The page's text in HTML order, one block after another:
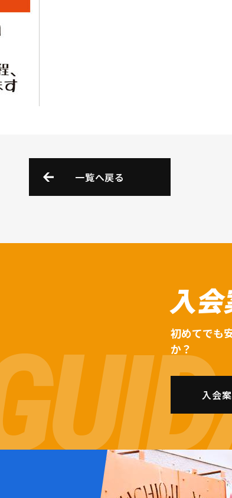
一覧へ戻る
入
初めてでも
か？
入会